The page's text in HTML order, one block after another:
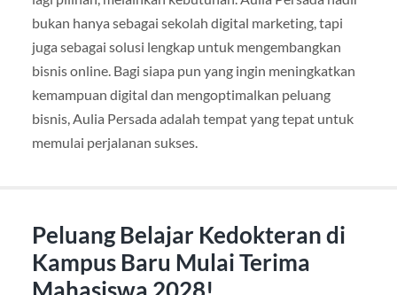
bukan hanya sebagai sekolah digital marketing, tapi
juga sebagai solusi lengkap untuk mengembangkan
bisnis online. Bagi siapa pun yang ingin meningkatkan
kemampuan digital dan mengoptimalkan peluang
bisnis, Aulia Persada adalah tempat yang tepat untuk
memulai perjalanan sukses.
Peluang Belajar Kedokteran di
Kampus Baru Mulai Terima